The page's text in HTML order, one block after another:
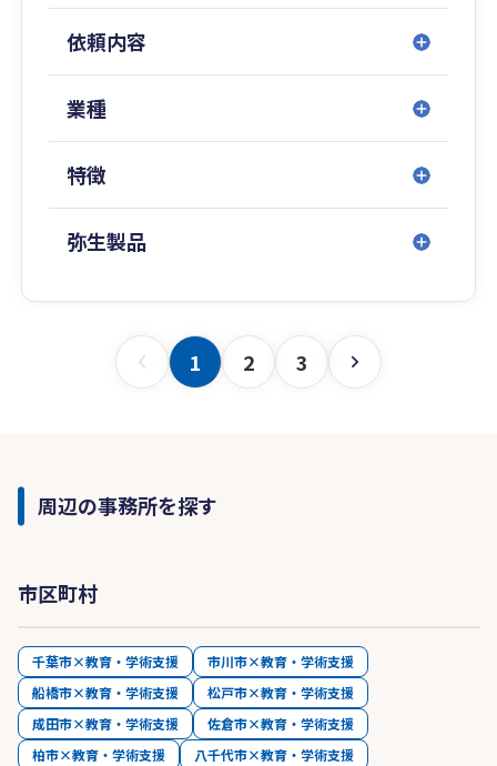
・内部統制支援
・公認会計士監査
依頼内容
業種
特徴
弥生製品
1 2 3
周辺の事務所を探す
市区町村
千葉市×教育・学術支援
市川市×教育・学術支援
船橋市×教育・学術支援
松戸市×教育・学術支援
成田市×教育・学術支援
佐倉市×教育・学術支援
柏市×教育・学術支援
八千代市×教育・学術支援